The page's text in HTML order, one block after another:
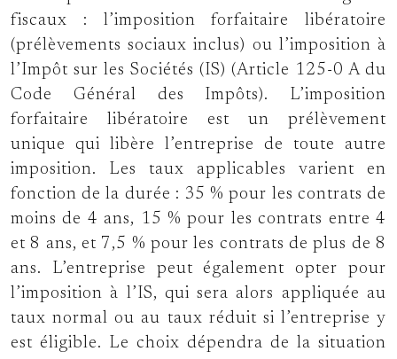
fiscaux : l’imposition forfaitaire libératoire
(prélèvements sociaux inclus) ou l’imposition à
l’Impôt sur les Sociétés (IS) (Article 125-0 A du
Code Général des Impôts). L’imposition
forfaitaire libératoire est un prélèvement
unique qui libère l’entreprise de toute autre
imposition. Les taux applicables varient en
fonction de la durée : 35 % pour les contrats de
moins de 4 ans, 15 % pour les contrats entre 4
et 8 ans, et 7,5 % pour les contrats de plus de 8
ans. L’entreprise peut également opter pour
l’imposition à l’IS, qui sera alors appliquée au
taux normal ou au taux réduit si l’entreprise y
est éligible. Le choix dépendra de la situation